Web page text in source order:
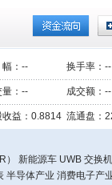
： -- 换手率： --
： -- 成交额： --
益： 0.8814 流通盘：
） 新能源车 UWB 交换
半导体产业 消费电子产